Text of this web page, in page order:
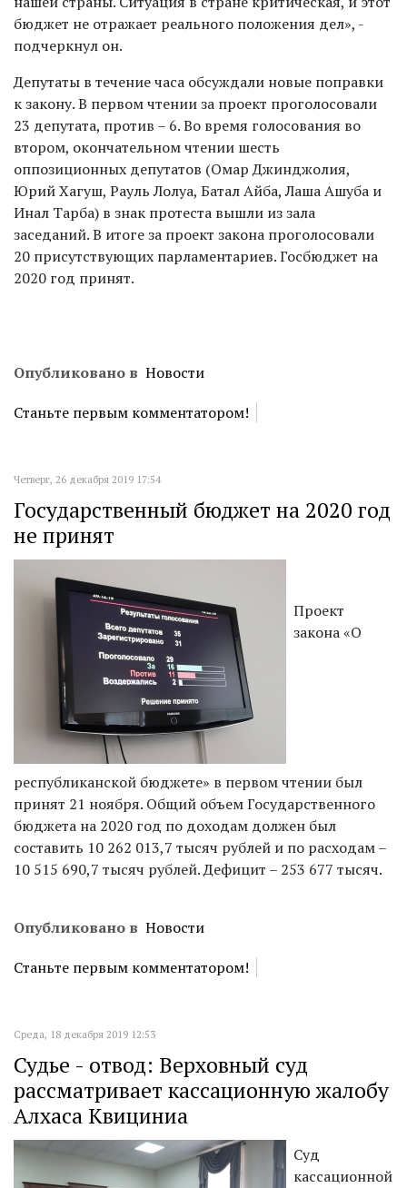
бюджет не отражает реального положения дел», -
подчеркнул он.
Депутаты в течение часа обсуждали новые поправки
к закону. В первом чтении за проект проголосовали
23 депутата, против – 6. Во время голосования во
втором, окончательном чтении шесть
оппозиционных депутатов (Омар Джинджолия,
Юрий Хагуш, Рауль Лолуа, Батал Айба, Лаша Ашуба и
Инал Тарба) в знак протеста вышли из зала
заседаний. В итоге за проект закона проголосовали
20 присутствующих парламентариев. Госбюджет на
2020 год принят.
Опубликовано в Новости
Станьте первым комментатором!
Четверг, 26 декабря 2019 17:54
Государственный бюджет на 2020 год
не принят
Проект
закона «О
республиканской бюджете» в первом чтении был
принят 21 ноября. Общий объем Государственного
бюджета на 2020 год по доходам должен был
составить 10 262 013,7 тысяч рублей и по расходам –
10 515 690,7 тысяч рублей. Дефицит – 253 677 тысяч.
Опубликовано в Новости
Станьте первым комментатором!
Среда, 18 декабря 2019 12:53
Судье - отвод: Верховный суд
рассматривает кассационную жалобу
Алхаса Квициниа
Суд
кассационной